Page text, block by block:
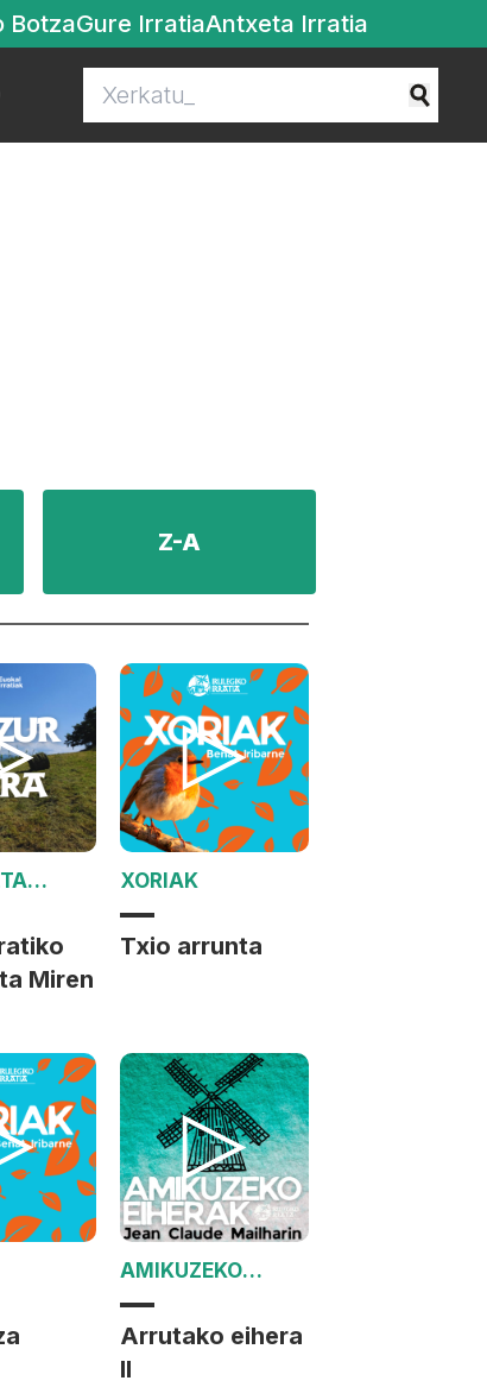
BotzaGure IrratiaAntxeta Irratia
Z-A
Miren
XORIAK
Txio arrunta
AMIKUZEKO
EIHERAK
Arrutako eihera
II